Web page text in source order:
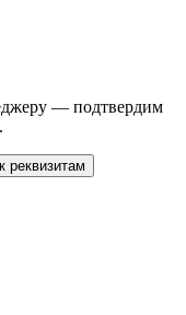
— подтвердим
реквизитам